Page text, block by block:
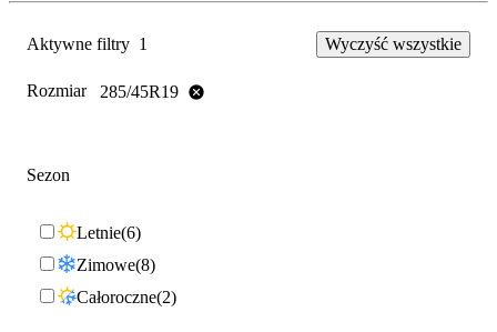
Aktywne filtry 1 Wyczyść wszystkie
Rozmiar 285/45R19
Sezon
Letnie 6
Zimowe 8
Całoroczne 2